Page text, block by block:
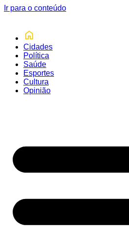
Ir para o conteúdo
Cidades
Política
Saúde
Esportes
Cultura
Opinião